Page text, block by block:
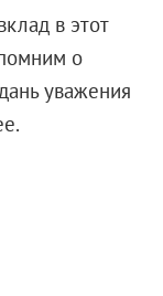
в этот
о
уважения